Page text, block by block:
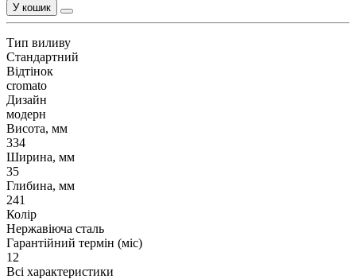
У кошик
Тип виливу
Стандартний
Відтінок
cromato
Дизайн
модерн
Висота, мм
334
Ширина, мм
35
Глибина, мм
241
Колір
Нержавіюча сталь
Гарантійний термін (міс)
12
Всі характеристики